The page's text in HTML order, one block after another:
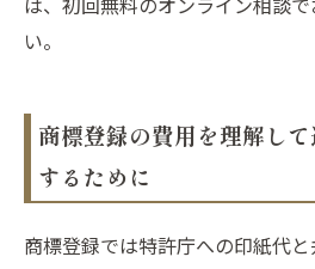
い。
商標登録の費用を理解し
するために
商標登録では特許庁への印紙代